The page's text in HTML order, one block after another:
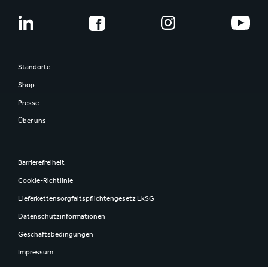
Standorte
Shop
Presse
Über uns
Barrierefreiheit
Cookie-Richtlinie
Lieferkettensorgfaltspflichtengesetz LkSG
Datenschutzinformationen
Geschäftsbedingungen
Impressum